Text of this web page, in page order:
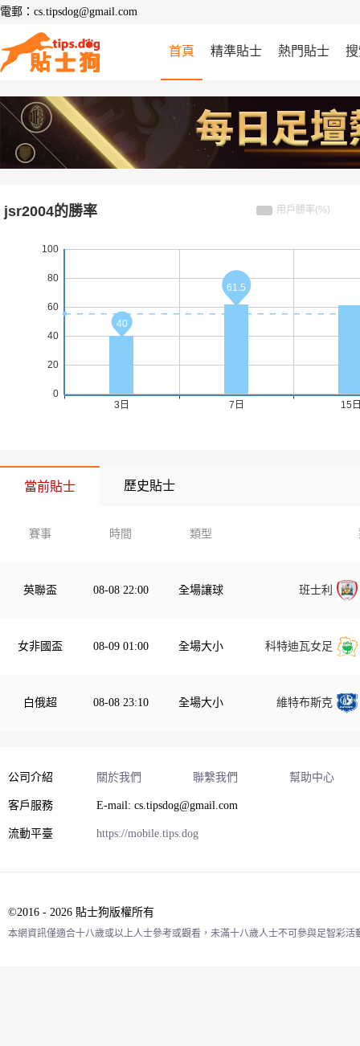
電郵：cs.tipsdog@gmail.com
首頁 精準貼士 熱門貼士
當前貼士 歷史貼士
賽事 時間 類型
英聯盃 08-08 22:00 全場讓球 班士利
女非國盃 08-09 01:00 全場大小 科特迪瓦女足
白俄超 08-08 23:10 全場大小 維特布斯克
公司介紹 關於我們 聯繫我們 幫助中心
客戶服務 E-mail: cs.tipsdog@gmail.com
流動平臺 https://mobile.tips.dog
©2016 - 2026 貼士狗版權所有
本網資訊僅適合十八歲或以上人士參考或觀看，未滿十八歲人士不可參與足智彩